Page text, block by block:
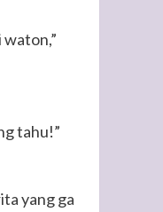
tahu!”
yang ga